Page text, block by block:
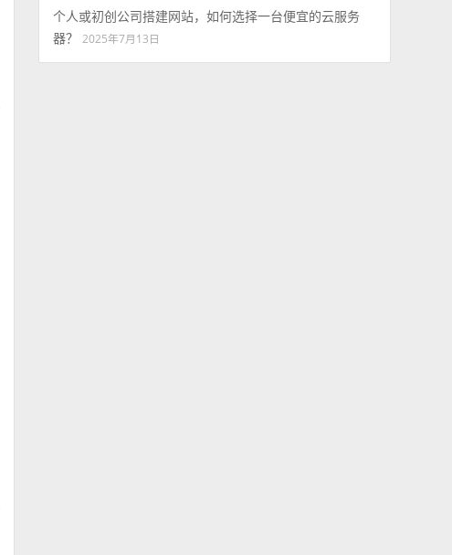
个人或初创公司搭建网站，如何选择一台便宜的云服务
器？
2025年7月13日